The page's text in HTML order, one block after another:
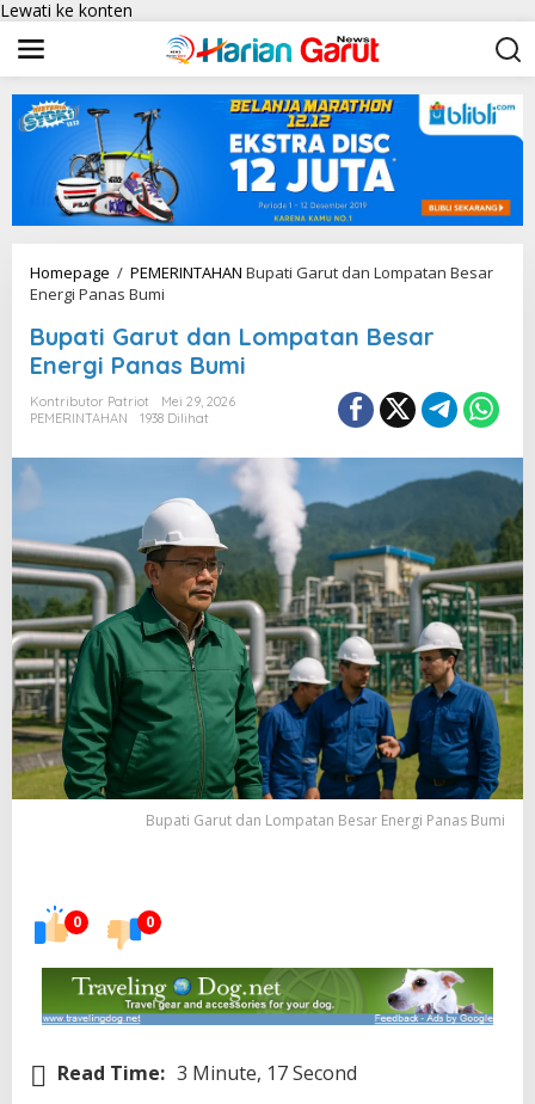
Lewati ke konten
Homepage / PEMERINTAHAN Bupati Garut dan Lompatan Besar
Energi Panas Bumi
Bupati Garut dan Lompatan Besar
Energi Panas Bumi
Kontributor Patriot
Mei 29, 2026
PEMERINTAHAN
1938 Dilihat
Bupati Garut dan Lompatan Besar Energi Panas Bumi
0 0
Read Time: 3 Minute, 17 Second